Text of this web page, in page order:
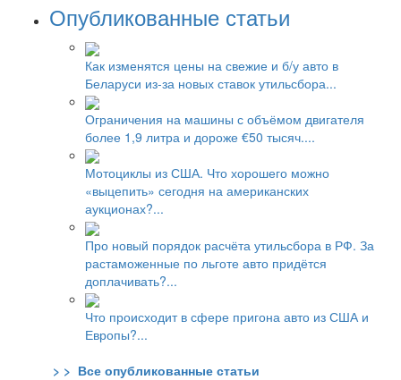
Опубликованные статьи
Как изменятся цены на свежие и б/у авто в
Беларуси из-за новых ставок утильсбора...
Ограничения на машины с объёмом двигателя
более 1,9 литра и дороже €50 тысяч....
Мотоциклы из США. Что хорошего можно
«выцепить» сегодня на американских
аукционах?...
Про новый порядок расчёта утильсбора в РФ. За
растаможенные по льготе авто придётся
доплачивать?...
Что происходит в сфере пригона авто из США и
Европы?...
> > Все опубликованные статьи